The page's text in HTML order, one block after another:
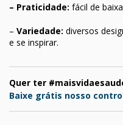
– Praticidade: fácil de
– Variedade: diversos
e se inspirar.
Quer ter
Baixe grátis nosso